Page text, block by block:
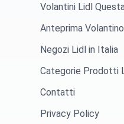
Volantini Lidl
Anteprima
Negozi Lidl in Italia
Categorie Prodotti
Contatti
Privacy Policy